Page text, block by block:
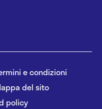
e condizioni
del sito
policy